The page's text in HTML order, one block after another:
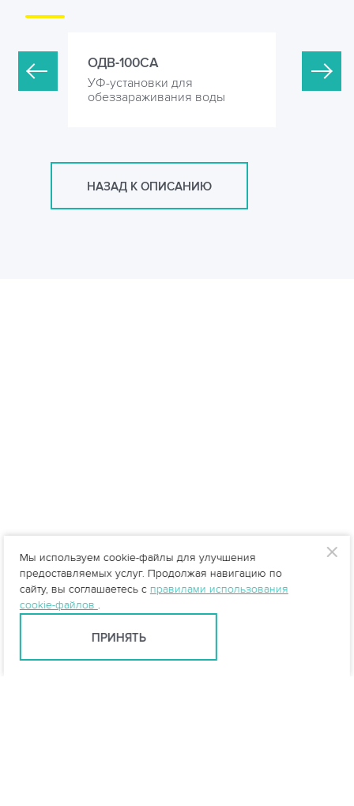
ОДВ-100СА
УФ-установки для
обеззараживания воды
ОДВ-
УФ-
НАЗАД К ОПИСАНИЮ
Мы используем cookie-файлы для улучшения
предоставляемых услуг. Продолжая навигацию по
сайту, вы соглашаетесь с правилами использования
cookie-файлов .
ПРИНЯТЬ